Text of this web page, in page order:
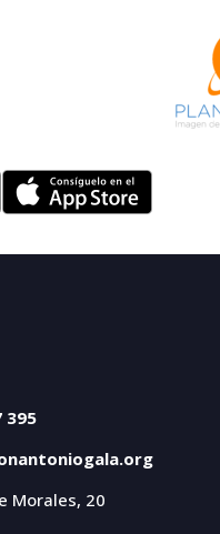
395
Morales, 20